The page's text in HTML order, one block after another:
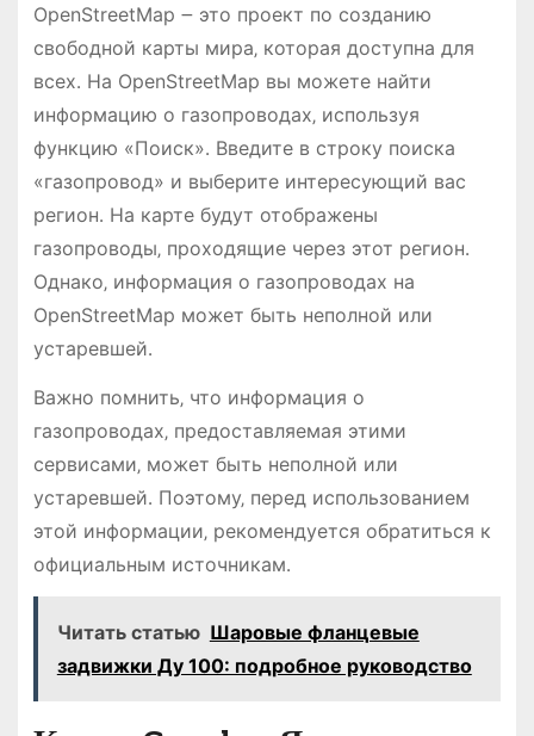
OpenStreetMap ౼ это проект по созданию
свободной карты мира‚ которая доступна для
всех․ На OpenStreetMap вы можете найти
информацию о газопроводах‚ используя
функцию «Поиск»․ Введите в строку поиска
«газопровод» и выберите интересующий вас
регион․ На карте будут отображены
газопроводы‚ проходящие через этот регион․
Однако‚ информация о газопроводах на
OpenStreetMap может быть неполной или
устаревшей․
Важно помнить‚ что информация о
газопроводах‚ предоставляемая этими
сервисами‚ может быть неполной или
устаревшей․ Поэтому‚ перед использованием
этой информации‚ рекомендуется обратиться к
официальным источникам․
Читать статью Шаровые фланцевые
задвижки Ду 100: подробное руководство